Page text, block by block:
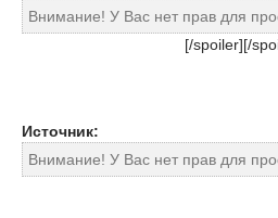
Внимание! У Вас нет прав для
[/spoiler][/
Источник:
Внимание! У Вас нет прав для